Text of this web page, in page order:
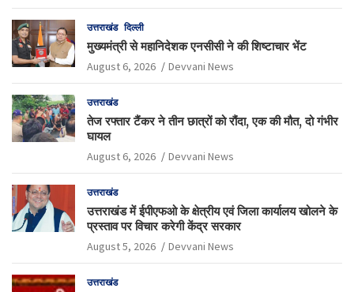
उत्तराखंड दिल्ली
मुख्यमंत्री से महानिदेशक एनसीसी ने की शिष्टाचार भेंट
August 6, 2026 Devvani News
उत्तराखंड
तेज रफ्तार टैंकर ने तीन छात्रों को रौंदा, एक की मौत, दो गंभीर
घायल
August 6, 2026 Devvani News
उत्तराखंड
उत्तराखंड में ईपीएफओ के क्षेत्रीय एवं जिला कार्यालय खोलने के
प्रस्ताव पर विचार करेगी केंद्र सरकार
August 5, 2026 Devvani News
उत्तराखंड